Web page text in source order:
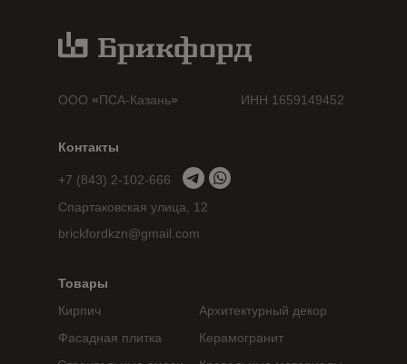
ИНН 1659149452
Фасадная плитка
Кирпич
Архитектурный декор
Керамогранит
Товары
Контакты
+7 (843) 2-102-666
ООО «ПСА-Казань»
brickfordkzn@gmail.com
Спартаковская улица, 12